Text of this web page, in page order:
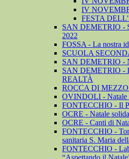
IV
FESTA
SAN DEMETRIO -
2022
FOSSA - La nostra
SCUOLA
SAN DEMETRIO -
SAN DEMETRIO -
REALTÀ
ROCCA DI MEZZO
OVINDOLI - Natale
FONTECCHIO - Il
OCRE - Natale
OCRE - Canti di
FONTECCHIO -
sanitaria S. Maria
FONTECCHIO -